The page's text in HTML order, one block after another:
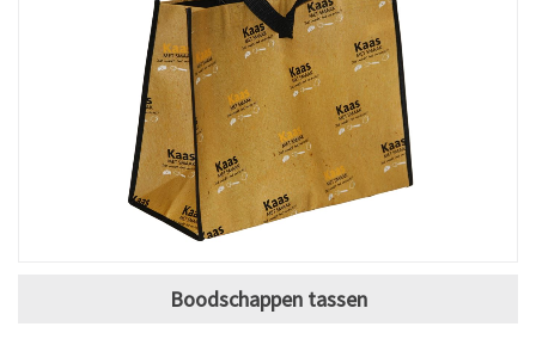
Boodschappen tassen